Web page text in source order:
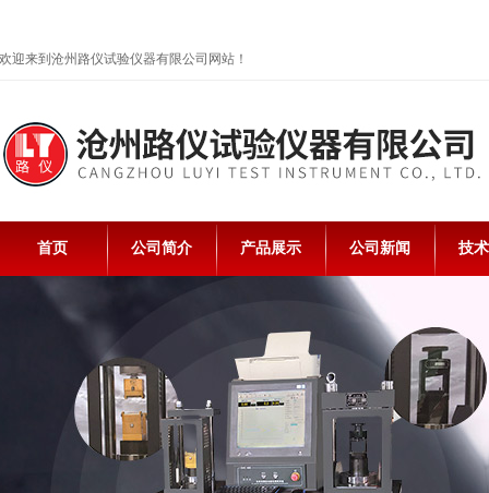
欢迎来到沧州路仪试验仪器有限公司网站！
首页 公司简介 产品展示 公司新闻 技